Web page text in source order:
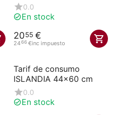
0.0
En stock
2055 €
2466 €inc impuesto
Tarif de consumo
ISLANDIA 44x60 cm
0.0
En stock